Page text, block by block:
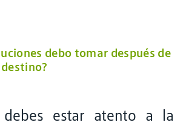
debo tomar después de
debes estar atento a la